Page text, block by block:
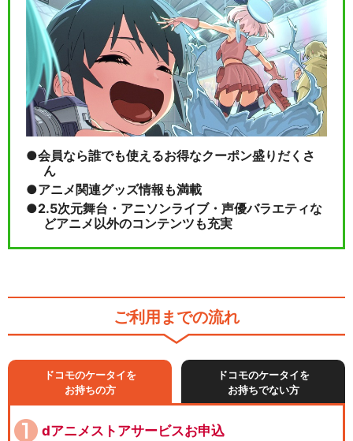
会員なら誰でも使えるお得なクーポン盛りだくさ
ん
アニメ関連グッズ情報も満載
2.5次元舞台・アニソンライブ・声優バラエティな
どアニメ以外のコンテンツも充実
ご利用までの流れ
ドコモのケータイを
お持ちの方
ドコモのケータイを
お持ちでない方
dアニメストアサービスお申込